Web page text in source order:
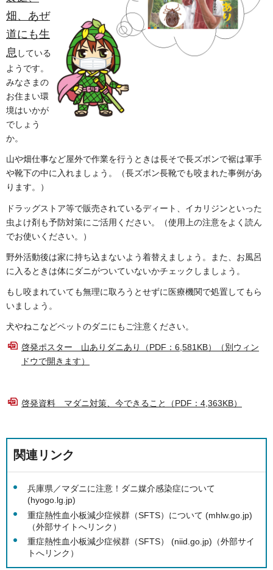
畑、あぜ
道にも生
息 している
ようです。
みなさまの
お住まい環
境はいかが
でしょう
か。
山や畑仕事など屋外で作業を行うときは長そで長ズボンで裾は軍手
や靴下の中に入れましょう。（長ズボン長靴でも咬まれた事例があ
ります。）
ドラッグストア等で販売されているディート、イカリジンといった
虫よけ剤も予防対策にご活用ください。（使用上の注意をよく読ん
でお使いください。）
野外活動後は家に持ち込まないよう着替えましょう。また、お風呂
に入るときは体にダニがついていないかチェックしましょう。
もし咬まれていても無理に取ろうとせずに医療機関で処置してもら
いましょう。
犬やねこなどペットのダニにもご注意ください。
啓発ポスター 山ありダニあり（PDF：6,581KB）（別ウィン
ドウで開きます）
啓発資料 マダニ対策、今できること（PDF：4,363KB）
関連リンク
兵庫県／マダニに注意！ダニ媒介感染症について
(hyogo.lg.jp)
重症熱性血小板減少症候群（SFTS）について (mhlw.go.jp)
（外部サイトへリンク）
重症熱性血小板減少症候群（SFTS） (niid.go.jp)（外部サイ
トへリンク）